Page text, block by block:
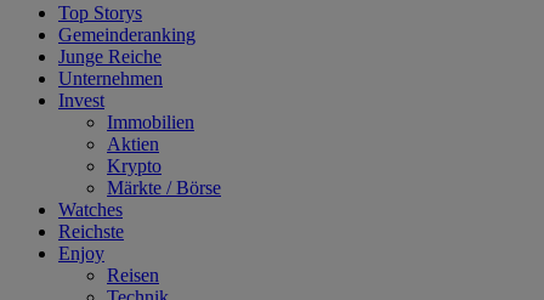
Top Storys
Gemeinderanking
Junge Reiche
Unternehmen
Invest
Immobilien
Aktien
Krypto
Märkte / Börse
Watches
Reichste
Enjoy
Reisen